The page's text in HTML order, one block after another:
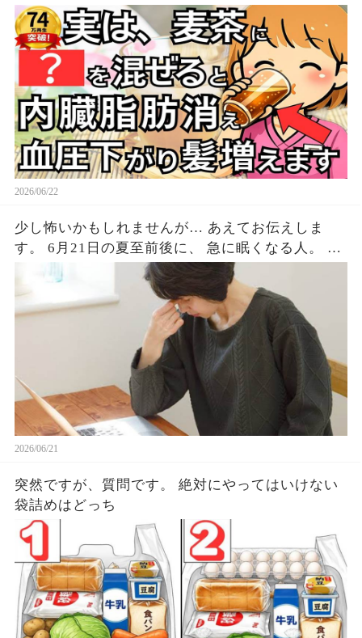
代】知らないと損する健康雑学
2026/06/22
少し怖いかもしれませんが… あえてお伝えしま
す。 6月21日の夏至前後に、 急に眠くなる人。 な
ぜか体が重い人。 気持ちが不安定になる人。 実は
少なくないはずです。 最近ずっとだるい。寝ても
寝ても眠い。 理由はないのに気分が沈む。 これに
はちゃんとした理由があって、
2026/06/21
突然ですが、質問です。 絶対にやってはいけない
袋詰めはどっち